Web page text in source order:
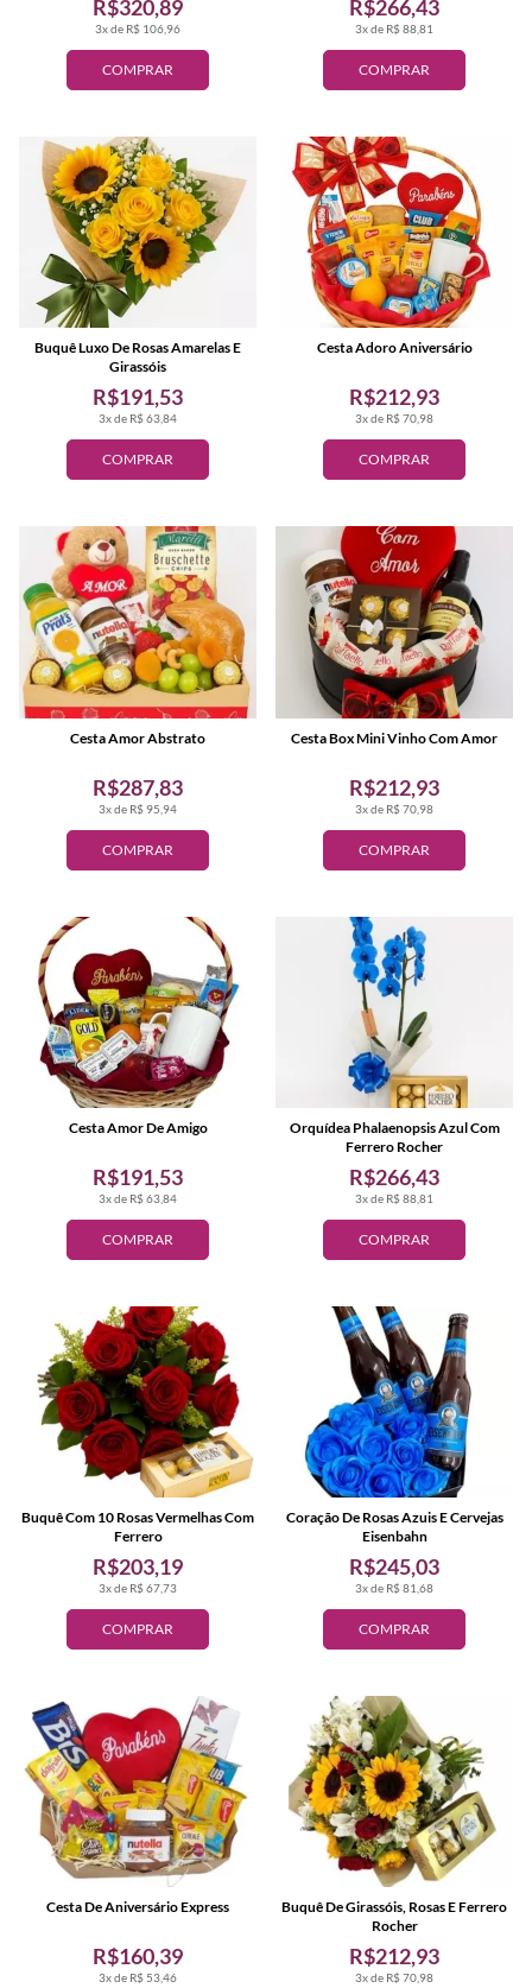
COMPRAR
3x de R$ 106,96
R$320,89
COMPRAR
3x de R$ 88,81
R$266,43
COMPRAR
3x de R$ 63,84
R$191,53
Buquê Luxo De Rosas Amarelas E
Girassóis
COMPRAR
3x de R$ 70,98
R$212,93
Cesta Adoro Aniversário
COMPRAR
3x de R$ 95,94
R$287,83
Cesta Amor Abstrato
COMPRAR
3x de R$ 70,98
R$212,93
Cesta Box Mini Vinho Com Amor
COMPRAR
3x de R$ 63,84
R$191,53
Cesta Amor De Amigo
COMPRAR
3x de R$ 88,81
R$266,43
Orquídea Phalaenopsis Azul Com
Ferrero Rocher
COMPRAR
3x de R$ 67,73
R$203,19
Buquê Com 10 Rosas Vermelhas Com
Ferrero
COMPRAR
3x de R$ 81,68
R$245,03
Coração De Rosas Azuis E Cervejas
Eisenbahn
3x de R$ 53,46
R$160,39
Cesta De Aniversário Express
3x de R$ 70,98
R$212,93
Buquê De Girassóis, Rosas E Ferrero
Rocher